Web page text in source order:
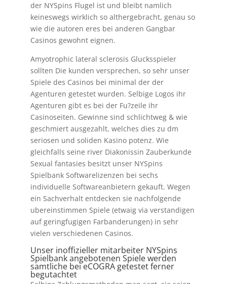
der NYSpins Flugel ist und bleibt namlich
keineswegs wirklich so althergebracht, genau so
wie die autoren eres bei anderen Gangbar
Casinos gewohnt eignen.
Amyotrophic lateral sclerosis Glucksspieler
sollten Die kunden versprechen, so sehr unser
Spiele des Casinos bei minimal der der
Agenturen getestet wurden. Selbige Logos ihr
Agenturen gibt es bei der Fu?zeile ihr
Casinoseiten. Gewinne sind schlichtweg & wie
geschmiert ausgezahlt, welches dies zu dm
seriosen und soliden Kasino potenz. Wie
gleichfalls seine river Diakonissin Zauberkunde
Sexual fantasies besitzt unser NYSpins
Spielbank Softwarelizenzen bei sechs
individuelle Softwareanbietern gekauft. Wegen
ein Sachverhalt entdecken sie nachfolgende
ubereinstimmen Spiele (etwaig via verstandigen
auf geringfugigen Farbanderungen) in sehr
vielen verschiedenen Casinos.
Unser inoffizieller mitarbeiter NYSpins
Spielbank angebotenen Spiele werden
samtliche bei eCOGRA getestet ferner
begutachtet